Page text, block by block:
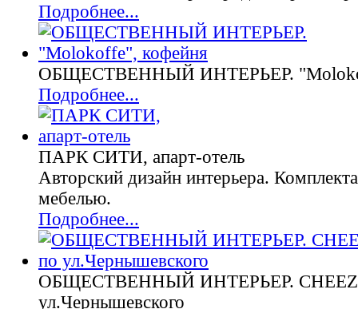
Подробнее...
ОБЩЕСТВЕННЫЙ ИНТЕРЬЕР.
Подробнее...
ПАРК СИТИ, апарт-отель
Авторский дизайн интерьера.
мебелью.
Подробнее...
ОБЩЕСТВЕННЫЙ ИНТЕРЬЕР. CHEEZ,
ул.Чернышевского